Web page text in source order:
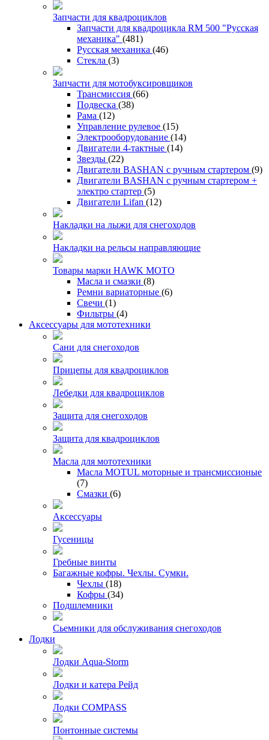
Запчасти для квадроциклов
Запчасти для квадроцикла RM 500 "Русская
механика" (481)
Русская механика (46)
Стекла (3)
Запчасти для мотобуксировщиков
Трансмиссия (66)
Подвеска (38)
Рама (12)
Управление рулевое (15)
Электрооборудование (14)
Двигатели 4-тактные (14)
Звезды (22)
Двигатели BASHAN с ручным стартером (9)
Двигатели BASHAN с ручным стартером +
электро стартер (5)
Двигатели Lifan (12)
Накладки на лыжи для снегоходов
Накладки на рельсы направляющие
Товары марки HAWK MOTO
Масла и смазки (8)
Ремни вариаторные (6)
Свечи (1)
Фильтры (4)
Аксессуары для мототехники
Сани для снегоходов
Прицепы для квадроциклов
Лебедки для квадроциклов
Защита для снегоходов
Защита для квадроциклов
Масла для мототехники
Масла MOTUL моторные и трансмиссионые
(7)
Смазки (6)
Аксессуары
Гусеницы
Гребные винты
Багажные кофры. Чехлы. Сумки.
Чехлы (18)
Кофры (34)
Подшлемники
Сьемники для обслуживания снегоходов
Лодки
Лодки Aqua-Storm
Лодки и катера Рейд
Лодки COMPASS
Понтонные системы